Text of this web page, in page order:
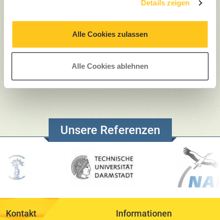
Details zeigen
Alle Cookies zulassen
Alle Cookies ablehnen
Kontaktformular
0800 / 284 6000 (kostenfrei)
Live-Support
Unsere Referenzen
Kontakt Informationen